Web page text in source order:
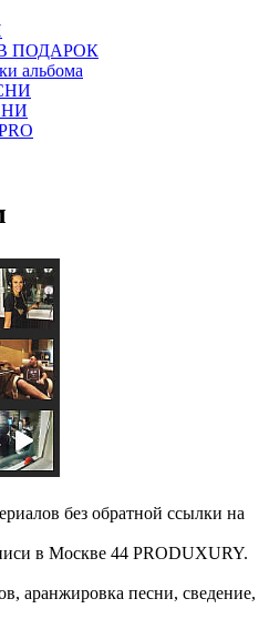
ПОДАРОК
альбома
без обратной ссылки на
в Москве 44 PRODUXURY.
аранжировка песни, сведение,